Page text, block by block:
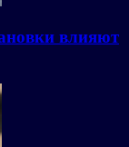
влияют